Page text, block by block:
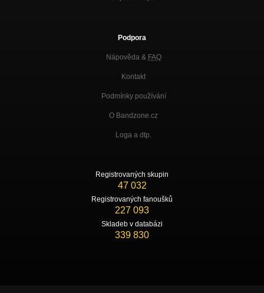
Podpora
Nápověda & FAQ
Kontakt
Podmínky používání
O Bandzone.cz
Loga a dtp.
Registrovaných skupin
47 032
Registrovaných fanoušků
227 093
Skladeb v databázi
339 830